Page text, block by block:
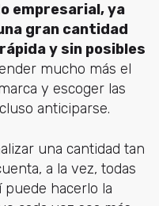
empresarial, ya
gran cantidad
y sin posibles
mucho más el
y escoger las
anticiparse.
una cantidad tan
a la vez, todas
puede hacerlo la